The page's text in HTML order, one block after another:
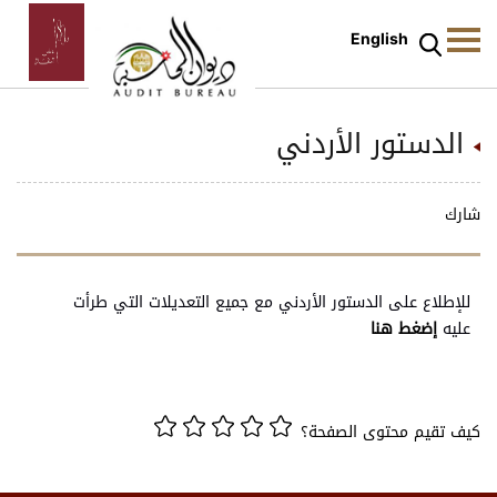
English
الدستور الأردني
شارك
للإطلاع على الدستور الأردني مع جميع التعديلات التي طرأت
عليه إضغط هنا
كيف تقيم محتوى الصفحة؟